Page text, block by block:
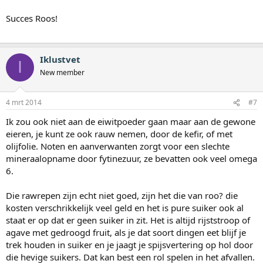
Succes Roos!
I Iklustvet
New member
4 mrt 2014 #7
Ik zou ook niet aan de eiwitpoeder gaan maar aan de gewone
eieren, je kunt ze ook rauw nemen, door de kefir, of met
olijfolie. Noten en aanverwanten zorgt voor een slechte
mineraalopname door fytinezuur, ze bevatten ook veel omega
6.
Die rawrepen zijn echt niet goed, zijn het die van roo? die
kosten verschrikkelijk veel geld en het is pure suiker ook al
staat er op dat er geen suiker in zit. Het is altijd rijststroop of
agave met gedroogd fruit, als je dat soort dingen eet blijf je
trek houden in suiker en je jaagt je spijsvertering op hol door
die hevige suikers. Dat kan best een rol spelen in het afvallen.